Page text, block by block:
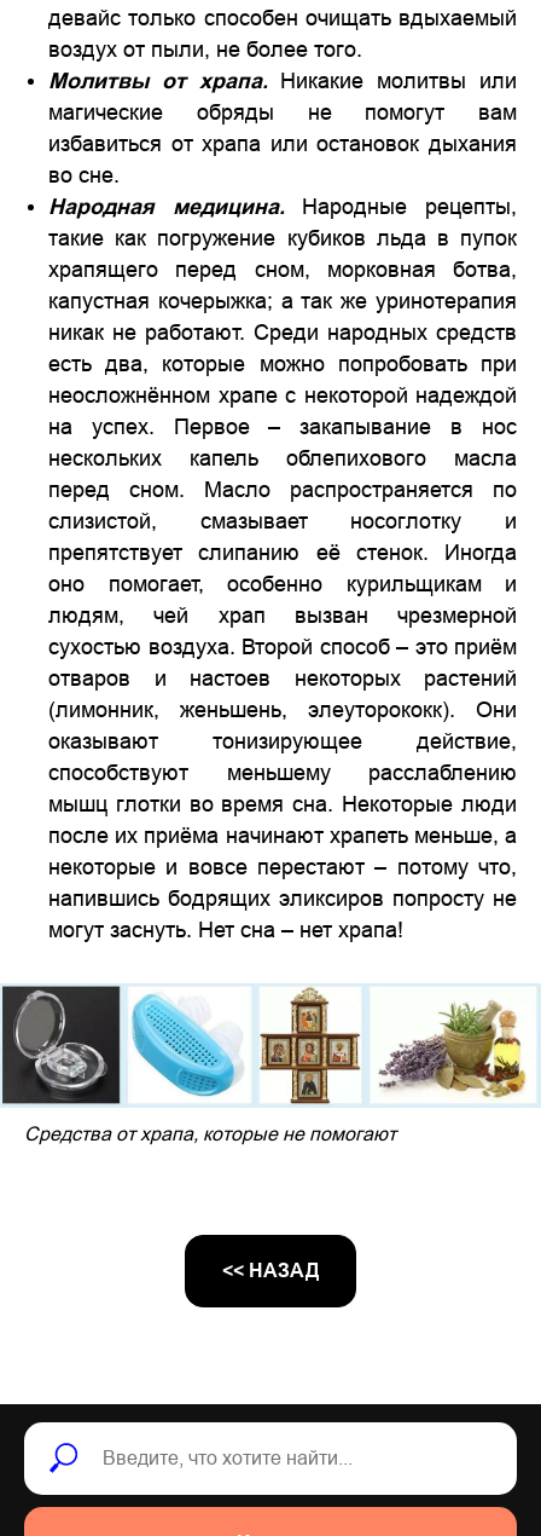
девайс только способен очищать вдыхаемый
воздух от пыли, не более того.
Молитвы от храпа. Никакие молитвы или
магические обряды не помогут вам
избавиться от храпа или остановок дыхания
во сне.
Народная медицина.Народные рецепты,
такие как погружение кубиков льда в пупок
храпящего перед сном, морковная ботва,
капустная кочерыжка; а так же уринотерапия
никак не работают. Среди народных средств
есть два, которые можно попробовать при
неосложнённом храпе с некоторой надеждой
на успех. Первое – закапывание в нос
нескольких капель облепихового масла
перед сном. Масло распространяется по
слизистой, смазывает носоглотку и
препятствует слипанию её стенок. Иногда
оно помогает, особенно курильщикам и
людям, чей храп вызван чрезмерной
сухостью воздуха. Второй способ – это приём
отваров и настоев некоторых растений
(лимонник, женьшень, элеуторококк). Они
оказывают тонизирующее действие,
способствуют меньшему расслаблению
мышц глотки во время сна. Некоторые люди
после их приёма начинают храпеть меньше, а
некоторые и вовсе перестают – потому что,
напившись бодрящих эликсиров попросту не
могут заснуть. Нет сна – нет храпа!
Средства от храпа, которые не помогают
<< НАЗАД